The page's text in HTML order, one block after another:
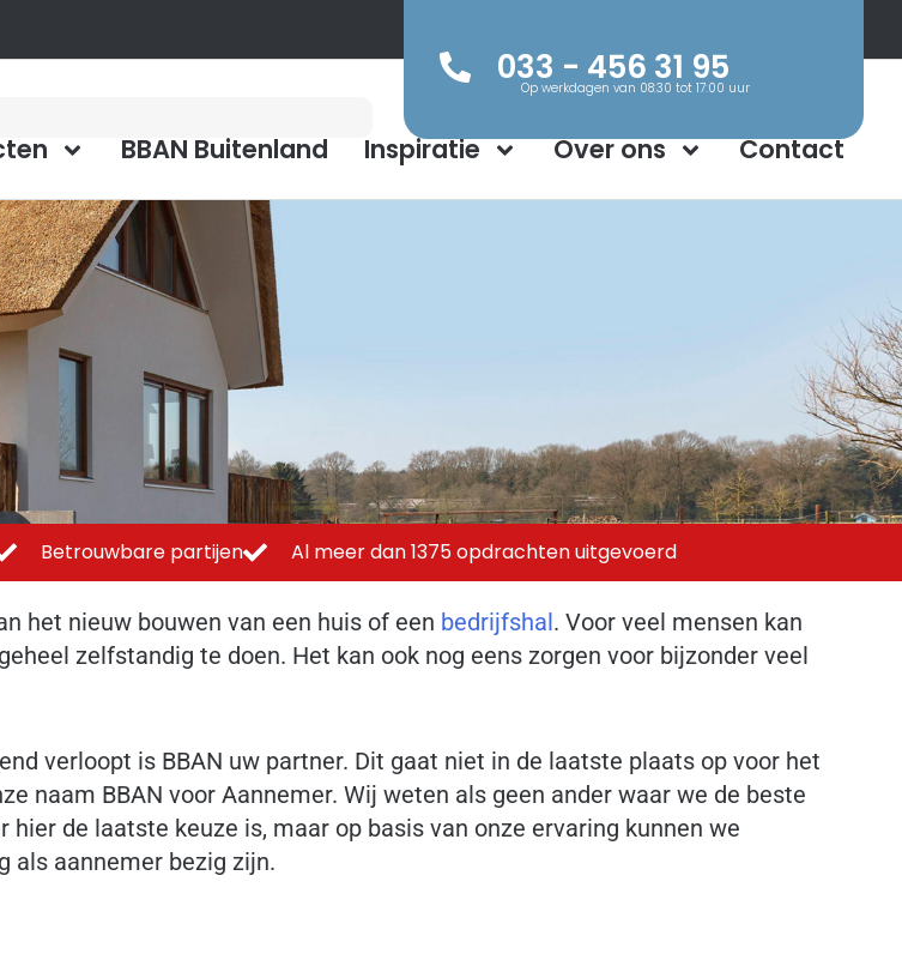
033 - 456 31 95
Op werkdagen van 08:30 tot 17:00 uur
BBAN Buitenland Inspiratie Over ons Contact
Betrouwbare partijen Al meer dan 1375 opdrachten uitgevoerd
het nieuw bouwen van een huis of een bedrijfshal. Voor veel mensen kan
zelfstandig te doen. Het kan ook nog eens zorgen voor bijzonder veel
verloopt is BBAN uw partner. Dit gaat niet in de laatste plaats op voor het
naam BBAN voor Aannemer. Wij weten als geen ander waar we de beste
de laatste keuze is, maar op basis van onze ervaring kunnen we
als aannemer bezig zijn.